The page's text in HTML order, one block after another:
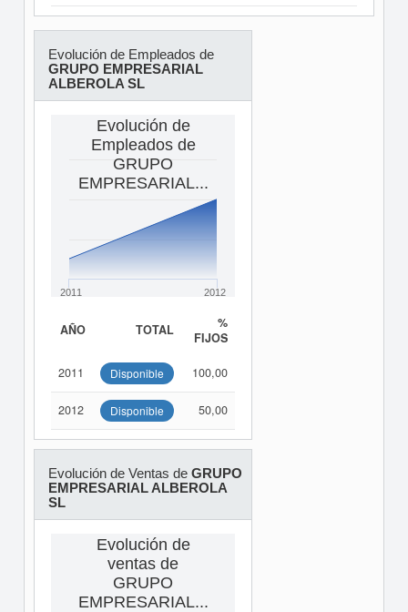
Evolución de Empleados de
GRUPO EMPRESARIAL
ALBEROLA SL
Evolución de
Empleados de
GRUPO
EMPRESARIAL...
2011 2012
AÑO TOTAL
%
FIJOS
2011 Disponible 100,00
2012 Disponible 50,00
Evolución de Ventas de GRUPO
EMPRESARIAL ALBEROLA
SL
Evolución de
ventas de
GRUPO
EMPRESARIAL...